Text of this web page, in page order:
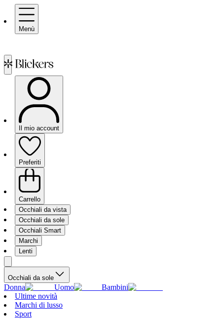
Menù
Il mio account
Preferiti
Carrello
Occhiali da vista
Occhiali da sole
Occhiali Smart
Marchi
Lenti
Occhiali da sole
Donna Uomo
Bambini
Ultime novità
Marchi di lusso
Sport